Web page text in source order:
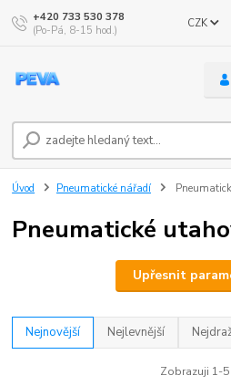
CZK
+420 733 530 378
(Po-Pá, 8-15 hod.)
Úvod Pneumatické nářadí
Pneumatické
Upřesnit
Nejnovější Nejlevnější
Zobrazuji 1-5